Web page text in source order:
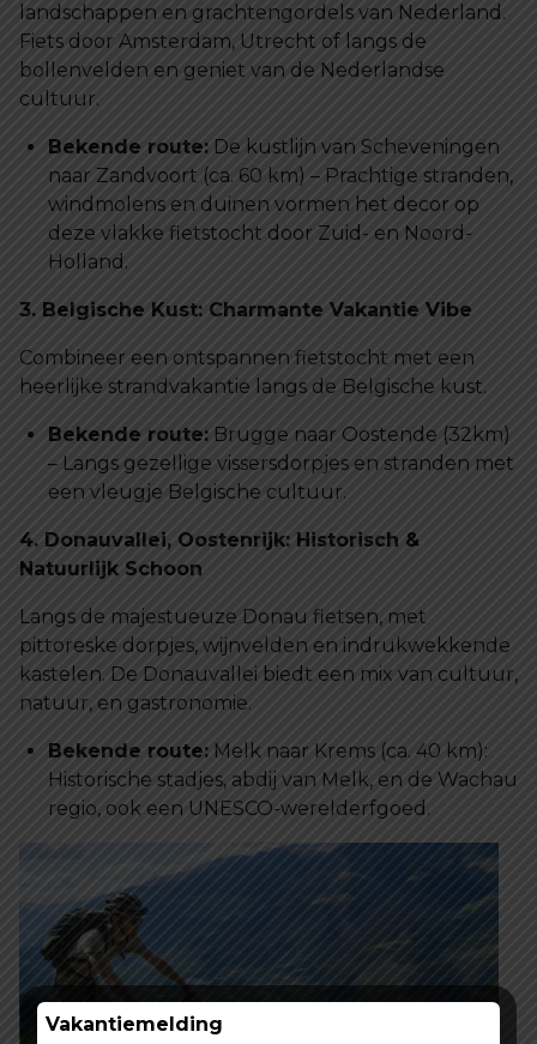
landschappen en grachtengordels van Nederland.
Fiets door Amsterdam, Utrecht of langs de
bollenvelden en geniet van de Nederlandse
cultuur.
Bekende route: De kustlijn van Scheveningen
naar Zandvoort (ca. 60 km) – Prachtige stranden,
windmolens en duinen vormen het decor op
deze vlakke fietstocht door Zuid- en Noord-
Holland.
3. Belgische Kust: Charmante Vakantie Vibe
Combineer een ontspannen fietstocht met een
heerlijke strandvakantie langs de Belgische kust.
Bekende route: Brugge naar Oostende (32km)
– Langs gezellige vissersdorpjes en stranden met
een vleugje Belgische cultuur.
4. Donauvallei, Oostenrijk: Historisch &
Natuurlijk Schoon
Langs de majestueuze Donau fietsen, met
pittoreske dorpjes, wijnvelden en indrukwekkende
kastelen. De Donauvallei biedt een mix van cultuur,
natuur, en gastronomie.
Bekende route: Melk naar Krems (ca. 40 km):
Historische stadjes, abdij van Melk, en de Wachau
regio, ook een UNESCO-werelderfgoed.
Vakantiemelding